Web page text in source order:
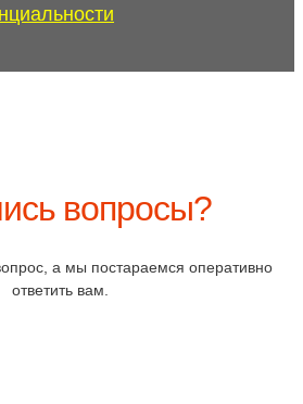
вопросы?
а мы постараемся оперативно
ответить вам.